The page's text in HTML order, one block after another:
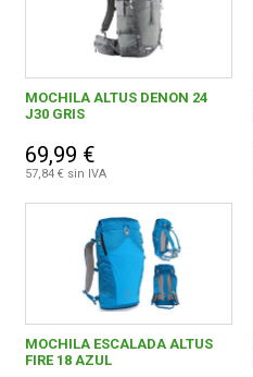
MOCHILA ALTUS DENON 24
J30 GRIS
69,99 €
57,84 € sin IVA
MOCHILA ESCALADA ALTUS
FIRE 18 AZUL